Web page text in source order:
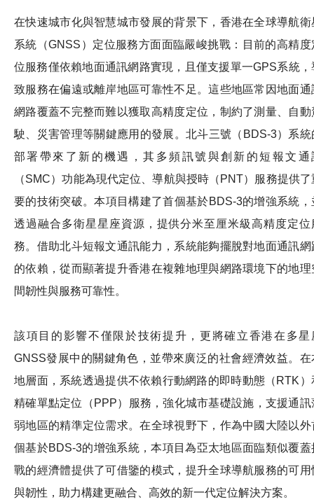
在快速城市化與智慧城市發展的背景下，香港在全球導航衛
系統（GNSS）定位服務方面面臨嚴峻挑戰：目前的高精度
位服務僅依賴地面通訊網路實現，且僅支援單一GPS系統，
致服務在偏遠或離岸地區可靠性不足。這些地區常因地面通
網路覆蓋不完整而難以獲取高精度定位，制約了測量、自動
駛、災害管理等關鍵應用的發展。北斗三號（BDS-3）系統
部署帶來了新的機遇，其多頻訊號與創新的短報文通
（SMC）功能為現代定位、導航與授時（PNT）服務提供了
要的技術突破。本項目構建了首個基於BDS-3的增強系統，
透過融合多衛星星座資源，提供分米至厘米級高精度定位
務。借助北斗短報文通訊能力，系統能夠擺脫對地面通訊網
的依賴，從而顯著提升香港在複雜地理與網路環境下的地理
間韌性與服務可靠性。
該項目的影響不僅限於技術提升，更將確立香港在多星
GNSS發展中的關鍵角色，並帶來廣泛的社會經濟效益。在
地層面，系統透過提供不依賴行動網路的即時動態（RTK）
精確單點定位（PPP）服務，強化城市基礎設施，支援通訊
弱地區的精準定位需求。在全球視野下，作為中國大陸以外
個基於BDS-3的增強系統，本項目為亞太地區面臨類似覆蓋
戰的經濟體提供了可借鑒的模式，提升全球導航服務的可用
與韌性，助力構建更融合、高效的新一代定位解決方案。